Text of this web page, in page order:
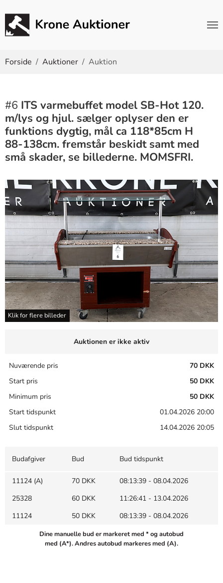
Forside Auktioner Auktion
#6 ITS varmebuffet model SB-Hot 120.
m/lys og hjul. sælger oplyser den er
funktions dygtig, mål ca 118*85cm H
88-138cm. fremstår beskidt samt med
små skader, se billederne. MOMSFRI.
Klik for flere billeder
Auktionen er ikke aktiv
Nuværende pris
70 DKK
Start pris
50 DKK
Minimum pris
50 DKK
Start tidspunkt
01.04.2026 20:00
Slut tidspunkt
14.04.2026 20:05
Budafgiver Bud Bud tidspunkt
11124 (A) 70 DKK
08:13:39 - 08.04.2026
25328
60 DKK
11:26:41 - 13.04.2026
11124
50 DKK 08:13:39 - 08.04.2026
Dine manuelle bud er markeret med * og autobud
med (A*). Andres autobud markeres med (A).